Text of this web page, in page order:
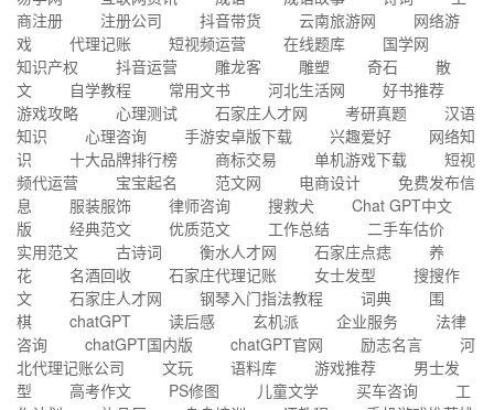
商注册
注册公司 抖音带货 云南旅游网
网络游
戏
代理记账 短视频运营 在线题库
国学网
知识产权
抖音运营 雕龙客 雕塑 奇石
散
文
自学教程 常用文书 河北生活网
好书推荐
游戏攻略
心理测试 石家庄人才网 考研真题
汉语
知识
心理咨询 手游安卓版下载 兴趣爱好
网络知
识
十大品牌排行榜 商标交易 单机游戏下载
短视
频代运营
宝宝起名 范文网 电商设计
免费发布信
息
服装服饰 律师咨询 搜救犬
Chat GPT中文
版
经典范文 优质范文 工作总结
二手车估价
实用范文
古诗词 衡水人才网 石家庄点痣
养
花
名酒回收 石家庄代理记账 女士发型
搜搜作
文
石家庄人才网 钢琴入门指法教程 词典
围
棋
chatGPT 读后感 玄机派 企业服务
法律
咨询
chatGPT国内版 chatGPT官网 励志名言
河
北代理记账公司
文玩 语料库 游戏推荐
男士发
型
高考作文 PS修图 儿童文学 买车咨询
工